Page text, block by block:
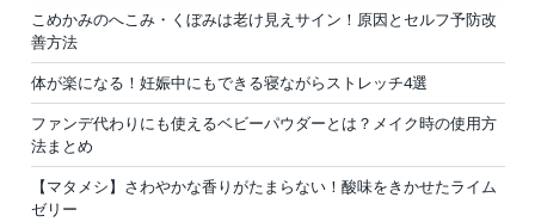
こめかみのへこみ・くぼみは老け見えサイン！原因とセルフ予防改
善方法
体が楽になる！妊娠中にもできる寝ながらストレッチ4選
ファンデ代わりにも使えるベビーパウダーとは？メイク時の使用方
法まとめ
【マタメシ】さわやかな香りがたまらない！酸味をきかせたライム
ゼリー